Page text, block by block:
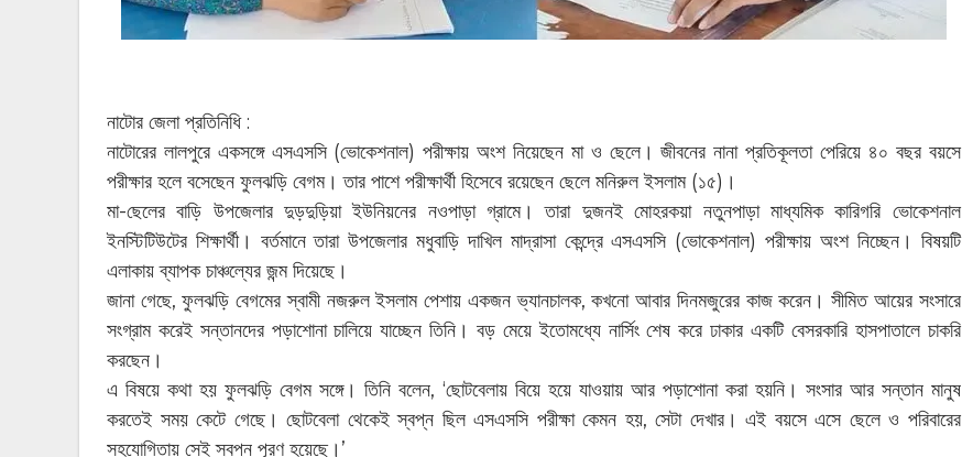
নাটোর জেলা প্রতিনিধি :
নাটোরের লালপুরে একসঙ্গে এসএসসি (ভোকেশনাল) পরীক্ষায় অংশ নিয়েছেন মা ও ছেলে। জীবনের নানা প্রতিকূলতা পেরিয়ে ৪০ বছর বয়সে
পরীক্ষার হলে বসেছেন ফুলঝড়ি বেগম। তার পাশে পরীক্ষার্থী হিসেবে রয়েছেন ছেলে মনিরুল ইসলাম (১৫)।
মা-ছেলের বাড়ি উপজেলার দুড়দুড়িয়া ইউনিয়নের নওপাড়া গ্রামে। তারা দুজনই মোহরকয়া নতুনপাড়া মাধ্যমিক কারিগরি ভোকেশনাল
ইনস্টিটিউটের শিক্ষার্থী। বর্তমানে তারা উপজেলার মধুবাড়ি দাখিল মাদ্রাসা কেন্দ্রে এসএসসি (ভোকেশনাল) পরীক্ষায় অংশ নিচ্ছেন। বিষয়টি
এলাকায় ব্যাপক চাঞ্চল্যের জন্ম দিয়েছে।
জানা গেছে, ফুলঝড়ি বেগমের স্বামী নজরুল ইসলাম পেশায় একজন ভ্যানচালক, কখনো আবার দিনমজুরের কাজ করেন। সীমিত আয়ের সংসারে
সংগ্রাম করেই সন্তানদের পড়াশোনা চালিয়ে যাচ্ছেন তিনি। বড় মেয়ে ইতোমধ্যে নার্সিং শেষ করে ঢাকার একটি বেসরকারি হাসপাতালে চাকরি
করছেন।
এ বিষয়ে কথা হয় ফুলঝড়ি বেগম সঙ্গে। তিনি বলেন, ‘ছোটবেলায় বিয়ে হয়ে যাওয়ায় আর পড়াশোনা করা হয়নি। সংসার আর সন্তান মানুষ
করতেই সময় কেটে গেছে। ছোটবেলা থেকেই স্বপ্ন ছিল এসএসসি পরীক্ষা কেমন হয়, সেটা দেখার। এই বয়সে এসে ছেলে ও পরিবারের
সহযোগিতায় সেই স্বপ্ন পূরণ হয়েছে।’